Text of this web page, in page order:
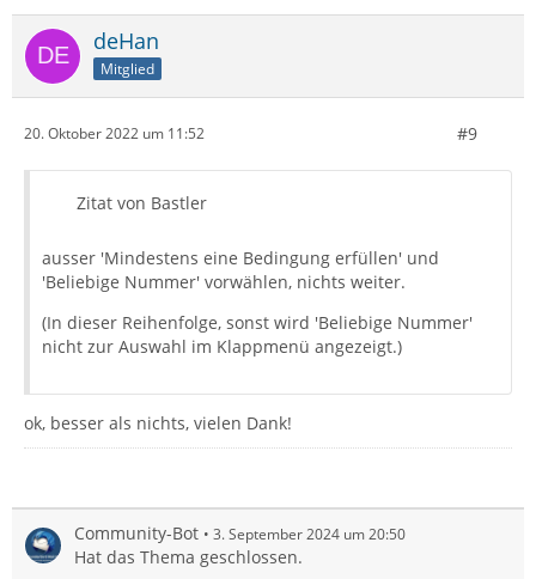
deHan
Mitglied
20. Oktober 2022 um 11:52 #9
Zitat von Bastler
ausser 'Mindestens eine Bedingung erfüllen' und
'Beliebige Nummer' vorwählen, nichts weiter.
(In dieser Reihenfolge, sonst wird 'Beliebige Nummer'
nicht zur Auswahl im Klappmenü angezeigt.)
ok, besser als nichts, vielen Dank!
Community-Bot 3. September 2024 um 20:50
Hat das Thema geschlossen.